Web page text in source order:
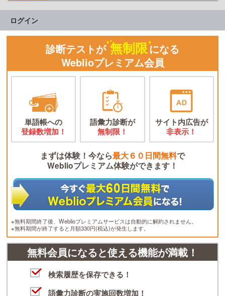
ログイン
診断テストが 無制限になる
Weblioプレミアム会員
単語帳への
登録数増加！
語彙力診断が
無制限！
サイト内広告が
非表示！
まずは体験！今なら最大６０日間無料で
Weblioプレミアム体験ができます！
※無料期間終了後、Weblioプレミアムサービスは自動的に解約されません。
※無料期間が終了すると月額330円(税込)が発生します。
無料会員になると使える機能が満載！
検索履歴を保存できる！
語彙力診断の実施回数増加！